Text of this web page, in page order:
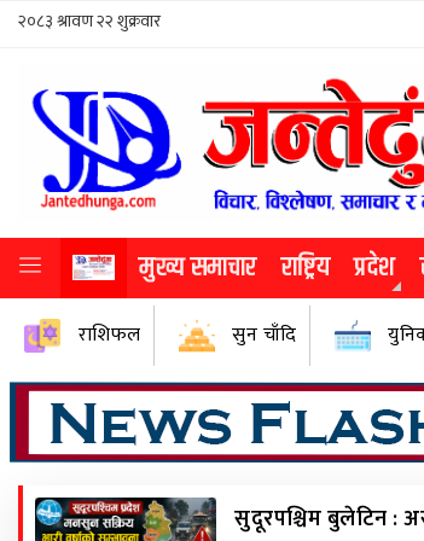
मुख्य समाचार राष्ट्रिय प्रदेश
राशिफल सुन चाँदि
सुदूरपश्चिम बुलेटिन :